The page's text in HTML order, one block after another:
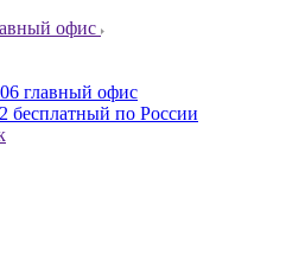
офис
главный офис
бесплатный по России